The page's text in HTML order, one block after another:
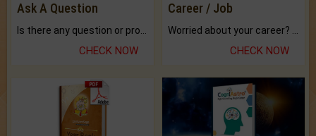
Ask A Question
CHECK NOW
Career / Job
CHECK NOW